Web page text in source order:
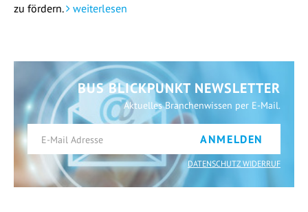
zu fördern.
weiterlesen
BUS BLICKPUNKT NEWSLETTER
Aktuelles Branchenwissen per E-Mail.
ANMELDEN
DATENSCHUTZ WIDERRUF